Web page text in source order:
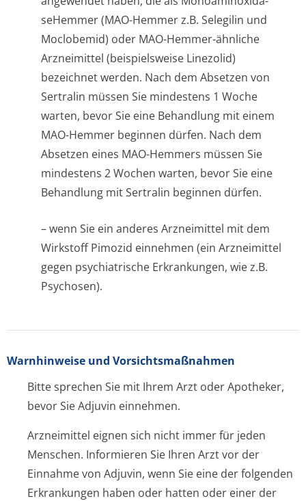
seHemmer (MAO-Hemmer z.B. Selegilin und
Moclobemid) oder MAO-Hemmer-ähnliche
Arzneimittel (beispielsweise Linezolid)
bezeichnet werden. Nach dem Absetzen von
Sertralin müssen Sie mindestens 1 Woche
warten, bevor Sie eine Behandlung mit einem
MAO-Hemmer beginnen dürfen. Nach dem
Absetzen eines MAO-Hemmers müssen Sie
mindestens 2 Wochen warten, bevor Sie eine
Behandlung mit Sertralin beginnen dürfen.
– wenn Sie ein anderes Arzneimittel mit dem
Wirkstoff Pimozid einnehmen (ein Arzneimittel
gegen psychiatrische Erkrankungen, wie z.B.
Psychosen).
Warnhinweise und Vorsichtsmaßnahmen
Bitte sprechen Sie mit Ihrem Arzt oder Apotheker,
bevor Sie Adjuvin einnehmen.
Arzneimittel eignen sich nicht immer für jeden
Menschen. Informieren Sie Ihren Arzt vor der
Einnahme von Adjuvin, wenn Sie eine der folgenden
Erkrankungen haben oder hatten oder einer der